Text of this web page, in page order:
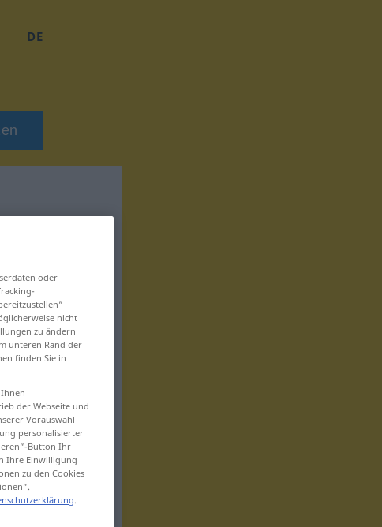
DE
oder
nicht
zu ändern
unteren Rand der
finden Sie in
der Webseite und
Vorauswahl
personalisierter
Button Ihr
Ihre Einwilligung
zu den Cookies
.